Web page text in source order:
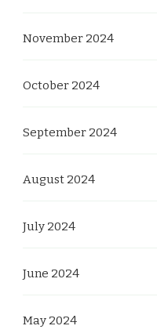
November 2024
October 2024
September 2024
August 2024
July 2024
June 2024
May 2024